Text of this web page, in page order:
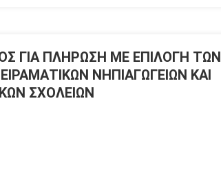
ΓΙΑ ΠΛΗΡΩΣΗ ΜΕ ΕΠΙΛΟΓΗ ΤΩΝ
ΝΗΠΙΑΓΩΓΕΙΩΝ ΚΑΙ
ΣΧΟΛΕΙΩΝ